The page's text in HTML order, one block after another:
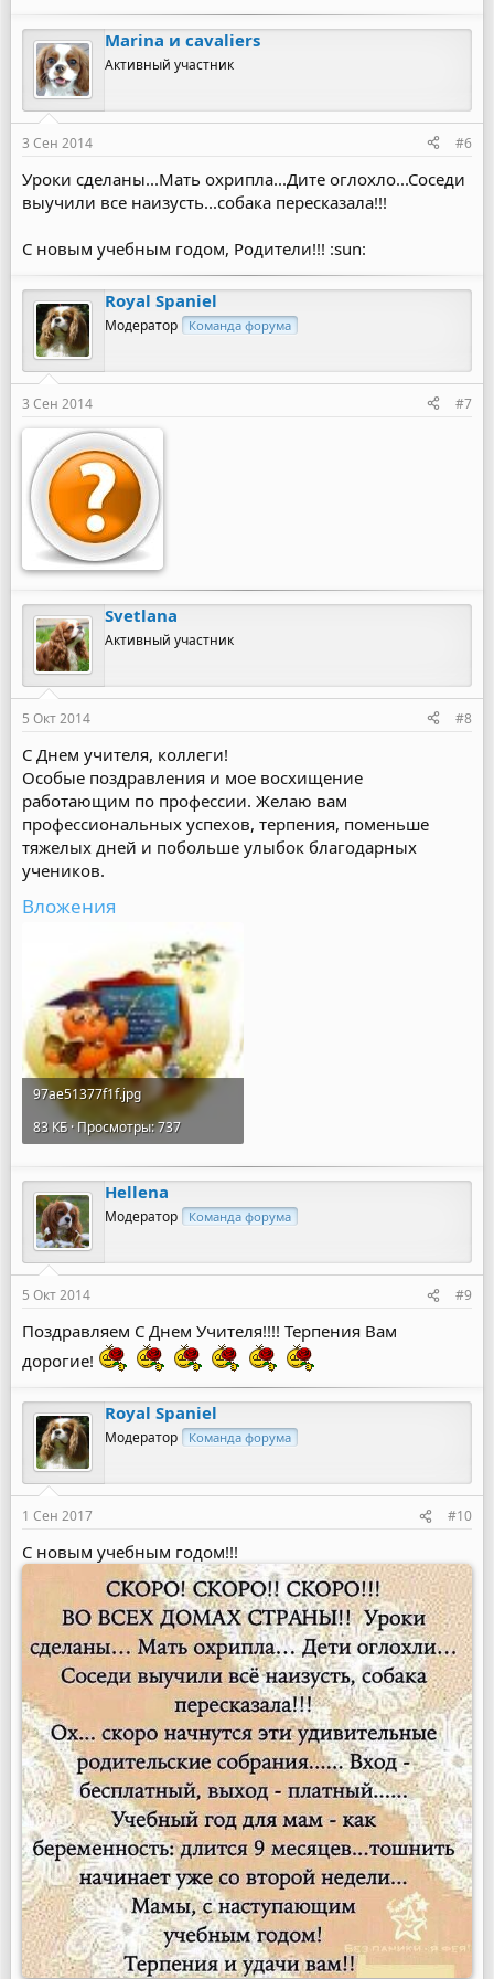
а
к
ц
и
и
:
Marina и cavaliers
Активный участник
3 Сен 2014 #6
Уроки сделаны...Мать охрипла...Дите оглохло...Соседи
выучили все наизусть...собака пересказала!!!
С новым учебным годом, Родители!!! :sun:
Royal Spaniel
Модератор Команда форума
3 Сен 2014 #7
Svetlana
Активный участник
5 Окт 2014 #8
С Днем учителя, коллеги!
Особые поздравления и мое восхищение
работающим по профессии. Желаю вам
профессиональных успехов, терпения, поменьше
тяжелых дней и побольше улыбок благодарных
учеников.
Вложения
97ae51377f1f.jpg
83 КБ · Просмотры: 737
Hellena
Модератор Команда форума
5 Окт 2014 #9
Поздравляем С Днем Учителя!!!! Терпения Вам
дорогие!
Royal Spaniel
Модератор Команда форума
1 Сен 2017 #10
С новым учебным годом!!!